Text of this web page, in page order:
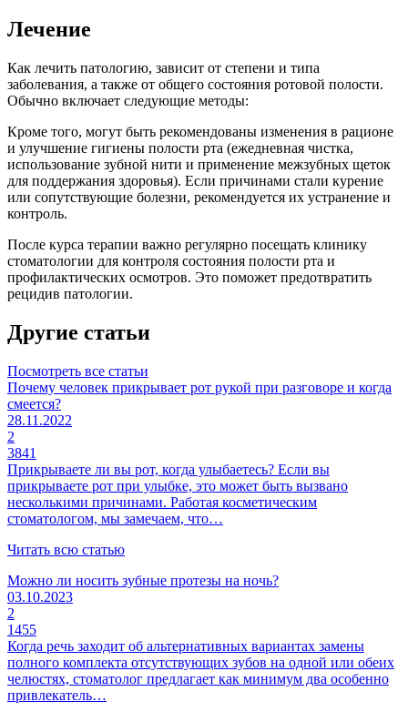
Лечение
Как лечить патологию, зависит от степени и типа
заболевания, а также от общего состояния ротовой полости.
Обычно включает следующие методы:
Кроме того, могут быть рекомендованы изменения в рационе
и улучшение гигиены полости рта (ежедневная чистка,
использование зубной нити и применение межзубных щеток
для поддержания здоровья). Если причинами стали курение
или сопутствующие болезни, рекомендуется их устранение и
контроль.
После курса терапии важно регулярно посещать клинику
стоматологии для контроля состояния полости рта и
профилактических осмотров. Это поможет предотвратить
рецидив патологии.
Другие статьи
Посмотреть все статьи
Почему человек прикрывает рот рукой при разговоре и когда
смеется?
28.11.2022
2
3841
Прикрываете ли вы рот, когда улыбаетесь? Если вы
прикрываете рот при улыбке, это может быть вызвано
несколькими причинами. Работая косметическим
стоматологом, мы замечаем, что…
Читать всю статью
Можно ли носить зубные протезы на ночь?
03.10.2023
2
1455
Когда речь заходит об альтернативных вариантах замены
полного комплекта отсутствующих зубов на одной или обеих
челюстях, стоматолог предлагает как минимум два особенно
привлекатель…